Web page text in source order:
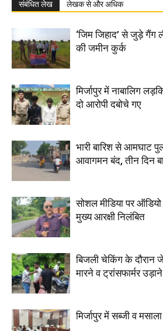
संबंधित लेख लेखक से और अधिक
‘जिम जिहाद’ से जुड़े गैंग
की जमीन कुर्क
मिर्जापुर में नाबालिग
दो आरोपी दबोचे गए
भारी बारिश से आमघाट
आवागमन बंद, तीन दिन
सोशल मीडिया पर
मुख्य आरक्षी निलंबित
बिजली चेकिंग के दौरान
मारने व ट्रांसफार्मर
मिर्जापुर में सब्जी व